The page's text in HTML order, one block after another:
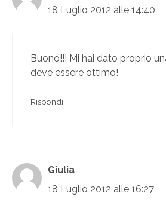
18 Luglio 2012 alle 14:40
Buono!!! Mi hai dato proprio
deve essere ottimo!
Rispondi
Giulia
18 Luglio 2012 alle 16:27